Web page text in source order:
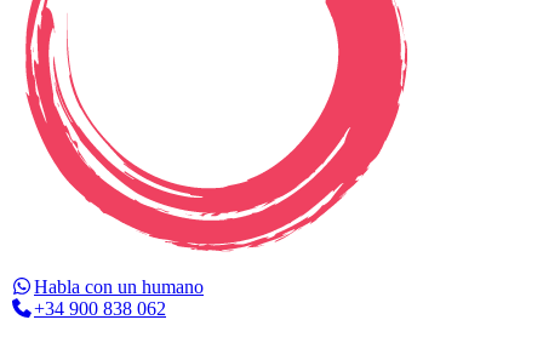
Habla con un humano
+34 900 838 062